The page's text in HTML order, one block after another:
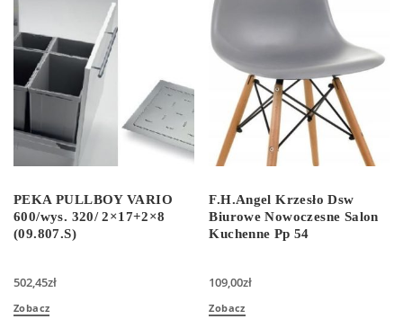
PEKA PULLBOY VARIO
600/wys. 320/ 2×17+2×8
(09.807.S)
502,45zł
Zobacz
F.H.Angel Krzesło Dsw
Biurowe Nowoczesne Salon
Kuchenne Pp 54
109,00zł
Zobacz